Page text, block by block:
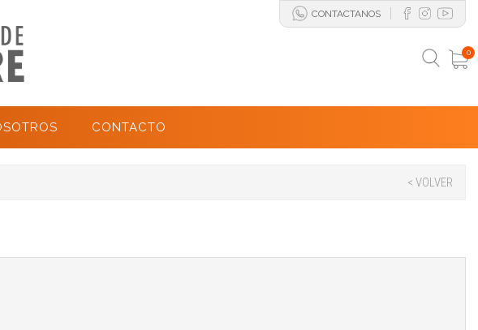
CONTACTANOS
0
CONTACTO
< VOLVER